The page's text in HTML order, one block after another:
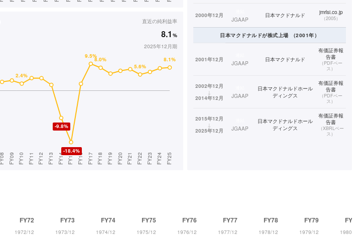
直近の純利益率
8.1 %
2025年12月期
2000年12月
JGAAP
日本マクドナルド jmrlsi.co.jp
（2005）
日本マクドナルドが株式上場 （2001年）
2001年12月
JGAAP
日本マクドナルド
有価証券報
告書
（PDFベー
ス）
2002年12月
↓
2014年12月
JGAAP
日本マクドナルドホール
ディングス
有価証券報
告書
（PDFベー
ス）
2015年12月
↓
2025年12月
JGAAP
日本マクドナルドホール
ディングス
有価証券報
告書
（XBRLベー
ス）
FY72
1972/12
FY73
1973/12
FY74
1974/12
FY75
1975/12
FY76
1976/12
FY77
1977/12
FY78
1978/12
FY79
1979/12
FY80
1980/12